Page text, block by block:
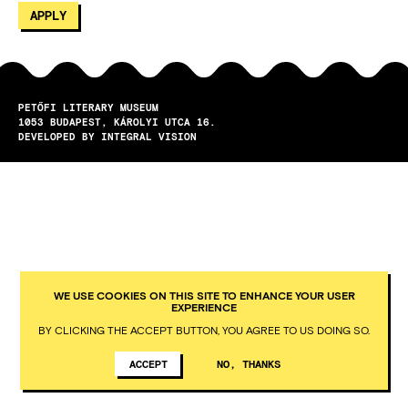
PETŐFI LITERARY MUSEUM
1053
BUDAPEST
KÁROLYI UTCA 16.
DEVELOPED BY INTEGRAL VISION
WE USE COOKIES ON THIS SITE TO ENHANCE YOUR USER
EXPERIENCE
BY CLICKING THE ACCEPT BUTTON, YOU AGREE TO US DOING SO.
ACCEPT NO, THANKS